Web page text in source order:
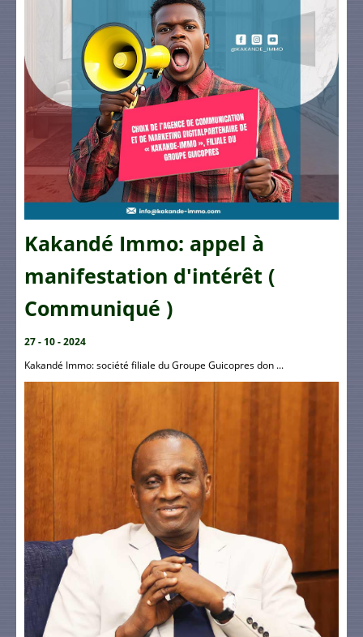
Kakandé Immo: appel à
manifestation d'intérêt (
Communiqué )
27 - 10 - 2024
Kakandé Immo: société filiale du Groupe Guicopres don ...